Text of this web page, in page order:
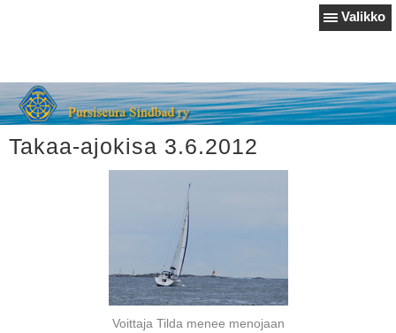
Valikko
Takaa-ajokisa 3.6.2012
Voittaja Tilda menee menojaan